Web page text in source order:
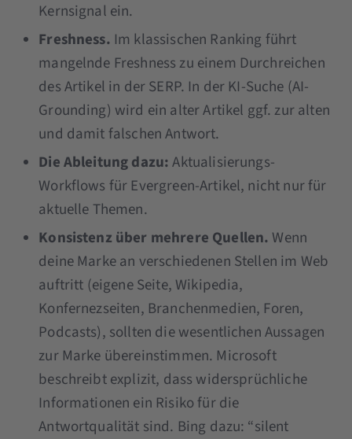
Kernsignal ein.
Freshness. Im klassischen Ranking führt
mangelnde Freshness zu einem Durchreichen
des Artikel in der SERP. In der KI-Suche (AI-
Grounding) wird ein alter Artikel ggf. zur alten
und damit falschen Antwort.
Die Ableitung dazu:Aktualisierungs-
Workflows für Evergreen-Artikel, nicht nur für
aktuelle Themen.
Konsistenz über mehrere Quellen.Wenn
deine Marke an verschiedenen Stellen im Web
auftritt (eigene Seite, Wikipedia,
Konfernezseiten, Branchenmedien, Foren,
Podcasts), sollten die wesentlichen Aussagen
zur Marke übereinstimmen. Microsoft
beschreibt explizit, dass widersprüchliche
Informationen ein Risiko für die
Antwortqualität sind. Bing dazu: “silent